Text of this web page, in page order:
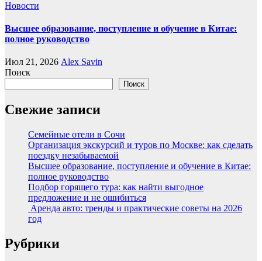
Новости
Высшее образование, поступление и обучение в Китае:
полное руководство
Июл 21, 2026 Alex Savin
Поиск
Поиск
Свежие записи
Семейные отели в Сочи
Организация экскурсий и туров по Москве: как сделать
поездку незабываемой
Высшее образование, поступление и обучение в Китае:
полное руководство
Подбор горящего тура: как найти выгодное
предложение и не ошибиться
Аренда авто: тренды и практические советы на 2026
год
Рубрики